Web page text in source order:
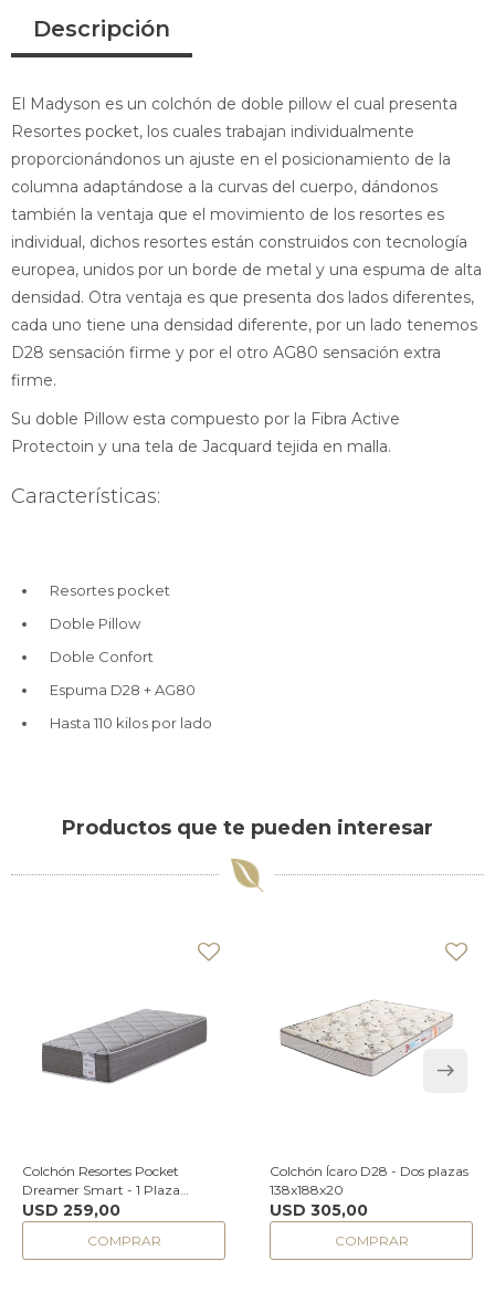
Descripción
El Madyson es un colchón de doble pillow el cual presenta
Resortes pocket, los cuales trabajan individualmente
proporcionándonos un ajuste en el posicionamiento de la
columna adaptándose a la curvas del cuerpo, dándonos
también la ventaja que el movimiento de los resortes es
individual, dichos resortes están construidos con tecnología
europea, unidos por un borde de metal y una espuma de alta
densidad. Otra ventaja es que presenta dos lados diferentes,
cada uno tiene una densidad diferente, por un lado tenemos
D28 sensación firme y por el otro AG80 sensación extra
firme.
Su doble Pillow esta compuesto por la Fibra Active
Protectoin y una tela de Jacquard tejida en malla.
Características:
Resortes pocket
Doble Pillow
Doble Confort
Espuma D28 + AG80
Hasta 110 kilos por lado
Productos que te pueden interesar
Colchón Resortes Pocket
Dreamer Smart - 1 Plaza
88x188x25
USD 259,00
Colchón Ícaro D28 - Dos plazas
138x188x20
USD 305,00